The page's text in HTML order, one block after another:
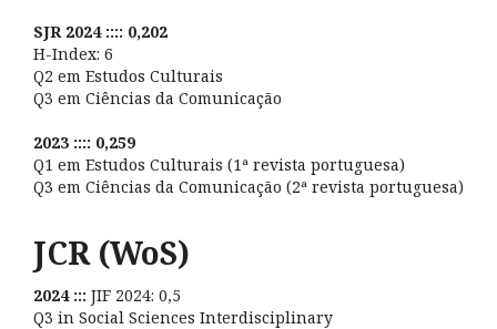
SJR 2024 :::: 0,202
H-Index: 6
Q2 em Estudos Culturais
Q3 em Ciências da Comunicação
2023 :::: 0,259
Q1 em Estudos Culturais (1ª revista portuguesa)
Q3 em Ciências da Comunicação (2ª revista portuguesa)
JCR (WoS)
2024 ::: JIF 2024: 0,5
Q3 in Social Sciences Interdisciplinary